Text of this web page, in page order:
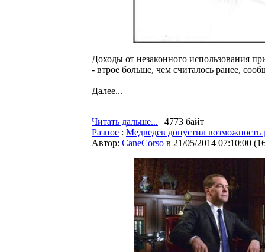
Доходы от незаконного использования
- втрое больше, чем считалось ранее,
Далее...
Читать дальше... | 4773 байт
Разное : Медведев допустил возможность
Автор: CaneCorso в 21/05/2014 07:10:00 (